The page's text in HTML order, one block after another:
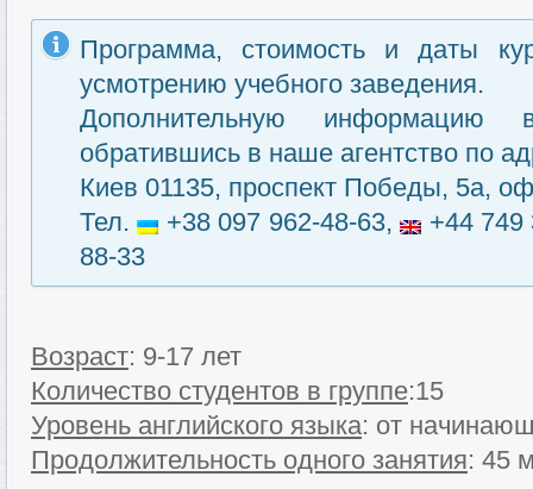
Программа, стоимость и даты
усмотрению учебного заведения.
Дополнительную информацию
обратившись в наше агентство по
Киев 01135, проспект Победы, 5а,
Тел.
+38 097 962-48-63,
+44
88-33
Возраст: 9-17 лет
Количество студентов в группе:15
Уровень английского языка: от
Продолжительность одного занятия: 45